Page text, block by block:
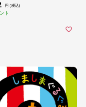
円 (税込)
ト